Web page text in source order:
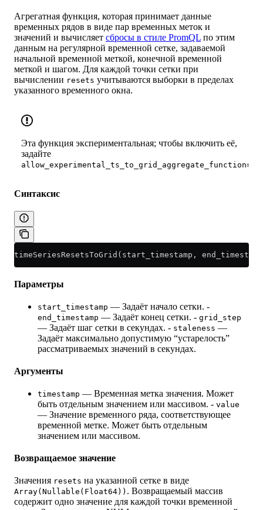
Агрегатная функция, которая принимает данные
временных рядов в виде пар временных меток и
значений и вычисляет сбросы в стиле PromQL по этим
данным на регулярной временной сетке, задаваемой
начальной временной меткой, конечной временной
меткой и шагом. Для каждой точки сетки при
вычислении resets учитываются выборки в пределах
указанного временного окна.
Эта функция экспериментальная; чтобы включить её,
задайте
Синтаксис
timeSeriesResetsToGrid(start_timestamp,
Параметры
start_timestamp — Задаёт начало сетки. -
end_timestamp — Задаёт конец сетки. - grid_step
— Задаёт шаг сетки в секундах. - staleness —
Задаёт максимально допустимую “устарелость”
рассматриваемых значений в секундах.
Аргументы
timestamp — Временная метка значения. Может
быть отдельным значением или массивом. - value
— Значение временного ряда, соответствующее
временной метке. Может быть отдельным
значением или массивом.
Возвращаемое значение
Значения resets на указанной сетке в виде
Array(Nullable(Float64)) . Возвращаемый массив
содержит одно значение для каждой точки временной